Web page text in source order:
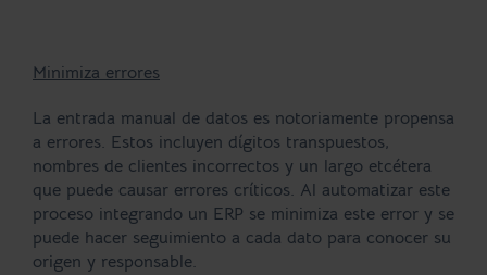
Minimiza errores
La entrada manual de datos es notoriamente propensa
a errores. Estos incluyen dígitos transpuestos,
nombres de clientes incorrectos y un largo etcétera
que puede causar errores críticos. Al automatizar este
proceso integrando un ERP se minimiza este error y se
puede hacer seguimiento a cada dato para conocer su
origen y responsable.